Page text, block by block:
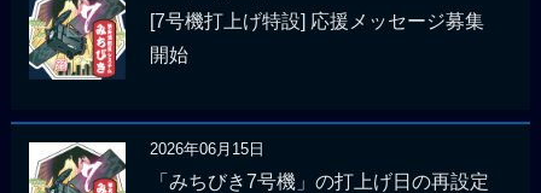
[7号機打上げ特設] 応援メッセージ募集
開始
2026年06月15日
「みちびき7号機」の打上げ日の再設定